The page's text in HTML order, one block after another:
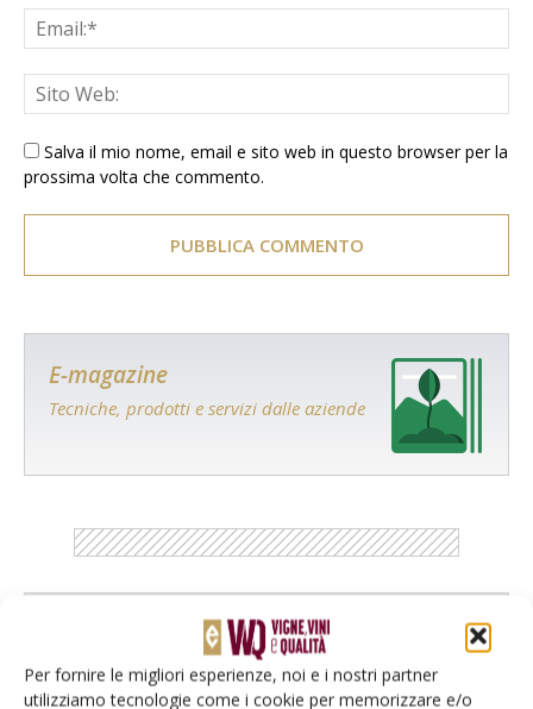
Per fornire le migliori esperienze, noi e i nostri partner
utilizziamo tecnologie come i cookie per memorizzare e/o
Salva il mio nome, email e sito web in questo browser per la
prossima volta che commento.
E-magazine
Tecniche, prodotti e servizi dalle aziende
Catalogo Aziende e Prodotti
Un modo semplice per cercare un'azienda o un
prodotto!